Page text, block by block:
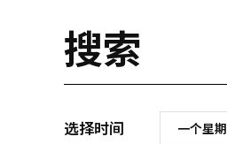
搜索
选择时间 一个星期